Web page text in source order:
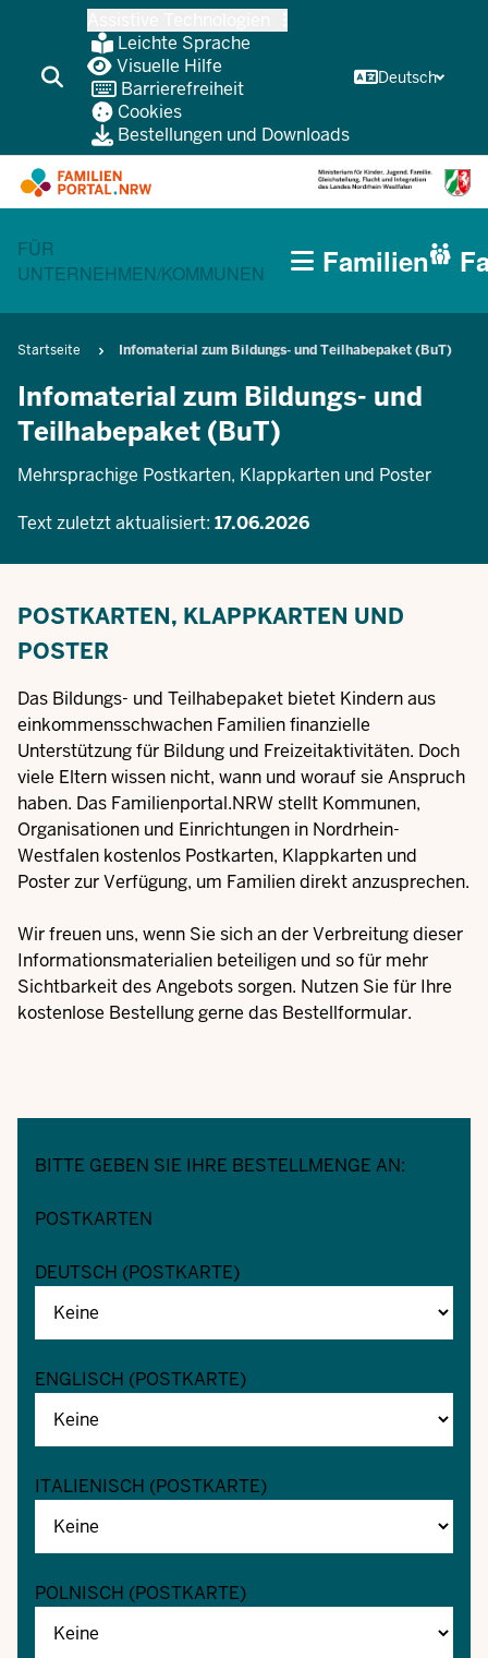
wechseln
Leichte Sprache
Visuelle Hilfe
Barrierefreiheit
Cookies
Bestellungen und Downloads
Deutsch
CURRENT SECTION FÜR FAMILIEN
FÜR
UNTERNEHMEN/KOMMUNEN (BÜRGERBEREICH
Familien
Pfadnavigation
Startseite Infomaterial zum Bildungs- und Teilhabepaket (BuT)
Infomaterial zum Bildungs- und
Teilhabepaket (BuT)
Mehrsprachige Postkarten, Klappkarten und Poster
Text zuletzt aktualisiert: 17.06.2026
POSTKARTEN, KLAPPKARTEN UND
POSTER
Das Bildungs- und Teilhabepaket bietet Kindern aus
einkommensschwachen Familien finanzielle
Unterstützung für Bildung und Freizeitaktivitäten. Doch
viele Eltern wissen nicht, wann und worauf sie Anspruch
haben. Das Familienportal.NRW stellt Kommunen,
Organisationen und Einrichtungen in Nordrhein-
Westfalen kostenlos Postkarten, Klappkarten und
Poster zur Verfügung, um Familien direkt anzusprechen.
Wir freuen uns, wenn Sie sich an der Verbreitung dieser
Informationsmaterialien beteiligen und so für mehr
Sichtbarkeit des Angebots sorgen. Nutzen Sie für Ihre
kostenlose Bestellung gerne das Bestellformular.
BITTE GEBEN SIE IHRE BESTELLMENGE AN:
POSTKARTEN
DEUTSCH (POSTKARTE)
ENGLISCH (POSTKARTE)
ITALIENISCH (POSTKARTE)
POLNISCH (POSTKARTE)